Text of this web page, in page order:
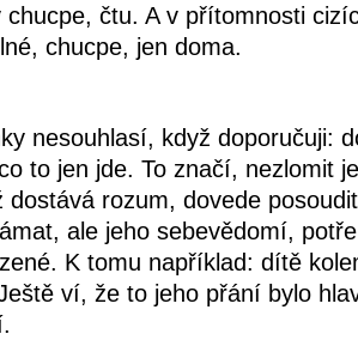
chucpe, čtu. A v přítomnosti
chucpe, jen doma.
nesouhlasí, když doporučuji:
to jen jde. To značí, nezlomit
dostává rozum, dovede
ale jeho sebevědomí,
K tomu například: dítě
ví, že to jeho přání bylo